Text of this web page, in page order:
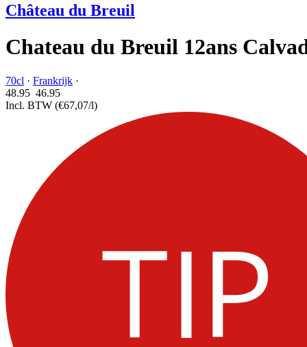
Château du Breuil
Chateau du Breuil 12ans
70cl · Frankrijk ·
48.95 46.95
Incl. BTW (€67,07/l)